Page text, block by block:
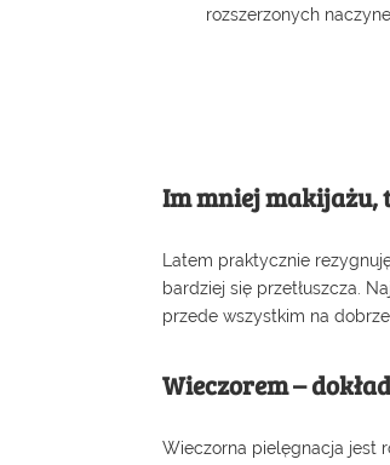
rozszerzonych
Im mniej makijażu,
Latem praktycznie
bardziej się przetłuszcza.
przede wszystkim na
Wieczorem –
Wieczorna pielęgnacja jest